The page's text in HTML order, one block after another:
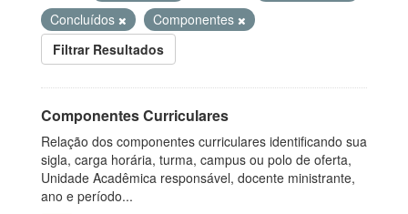
Concluídos
Componentes
Filtrar Resultados
Componentes Curriculares
Relação dos componentes curriculares identificando sua
sigla, carga horária, turma, campus ou polo de oferta,
Unidade Acadêmica responsável, docente ministrante,
ano e período...